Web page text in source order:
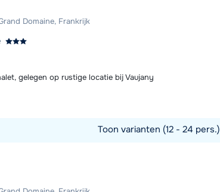
Domaine, Frankrijk
gelegen op rustige locatie bij Vaujany
Toon varianten (12 - 24 pers.)